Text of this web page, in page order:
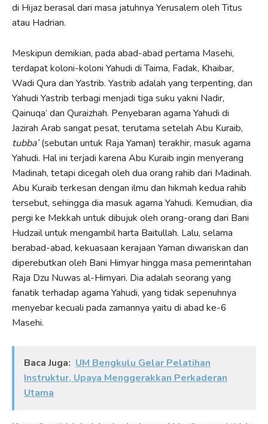
di Hijaz berasal dari masa jatuhnya Yerusalem oleh Titus
atau Hadrian.
Meskipun demikian, pada abad-abad pertama Masehi,
terdapat koloni-koloni Yahudi di Taima, Fadak, Khaibar,
Wadi Qura dan Yastrib. Yastrib adalah yang terpenting, dan
Yahudi Yastrib terbagi menjadi tiga suku yakni Nadir,
Qainuqa’ dan Quraizhah. Penyebaran agama Yahudi di
Jazirah Arab sangat pesat, terutama setelah Abu Kuraib,
tubba’(sebutan untuk Raja Yaman) terakhir, masuk agama
Yahudi. Hal ini terjadi karena Abu Kuraib ingin menyerang
Madinah, tetapi dicegah oleh dua orang rahib dari Madinah.
Abu Kuraib terkesan dengan ilmu dan hikmah kedua rahib
tersebut, sehingga dia masuk agama Yahudi. Kemudian, dia
pergi ke Mekkah untuk dibujuk oleh orang-orang dari Bani
Hudzail untuk mengambil harta Baitullah. Lalu, selama
berabad-abad, kekuasaan kerajaan Yaman diwariskan dan
diperebutkan oleh Bani Himyar hingga masa pemerintahan
Raja Dzu Nuwas al-Himyari. Dia adalah seorang yang
fanatik terhadap agama Yahudi, yang tidak sepenuhnya
menyebar kecuali pada zamannya yaitu di abad ke-6
Masehi.
Baca Juga: UM Bengkulu Gelar Pelatihan
Instruktur, Upaya Menggerakkan Perkaderan
Utama